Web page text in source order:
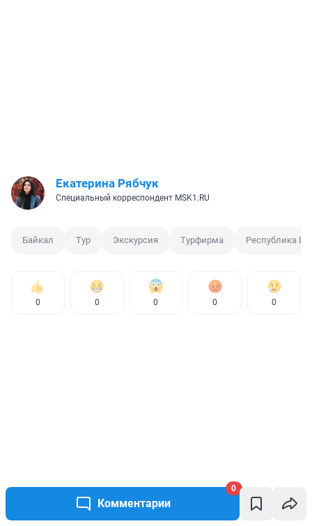
Комментарии
0
Екатерина Рябчук
Специальный корреспондент MSK1.RU
Байкал Тур Экскурсия Турфирма Республика
0 0 0 0 0